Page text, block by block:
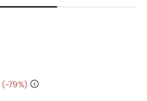
79